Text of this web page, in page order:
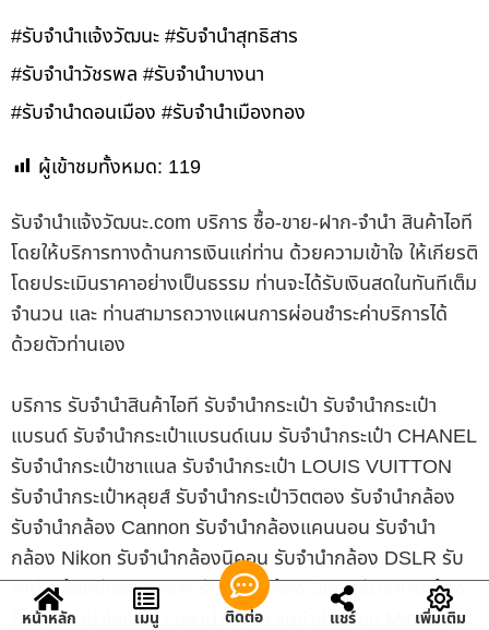
#รับจำนำแจ้งวัฒนะ #รับจำนำสุทธิสาร
#รับจำนำวัชรพล #รับจำนำบางนา
#รับจำนำดอนเมือง #รับจำนำเมืองทอง
ผู้เข้าชมทั้งหมด: 119
รับจํานําแจ้งวัฒนะ.com บริการ ซื้อ-ขาย-ฝาก-จำนำ สินค้าไอที
โดยให้บริการทางด้านการเงินแก่ท่าน ด้วยความเข้าใจ ให้เกียรติ
โดยประเมินราคาอย่างเป็นธรรม ท่านจะได้รับเงินสดในทันทีเต็ม
จำนวน และ ท่านสามารถวางแผนการผ่อนชำระค่าบริการได้
ด้วยตัวท่านเอง
บริการ รับจำนำสินค้าไอที รับจำนำกระเป๋า รับจำนำกระเป๋า
แบรนด์ รับจำนำกระเป๋าแบรนด์เนม รับจำนำกระเป๋า CHANEL
รับจำนำกระเป๋าชาแนล รับจำนำกระเป๋า LOUIS VUITTON
รับจำนำกระเป๋าหลุยส์ รับจำนำกระเป๋าวิตตอง รับจำนำกล้อง
รับจำนำกล้อง Cannon รับจำนำกล้องแคนนอน รับจำนำ
กล้อง Nikon รับจำนำกล้องนิคอน รับจำนำกล้อง DSLR รับ
จำนำกล้องดีเอสแอลอาร์ รับจำนำกล้อง Sony รับจำนำกล้อง
โซนี่ รับจำนำไอแพด รับจำนำ iPad รับจำนำ iPad Mini รับ
หน้าหลัก เมนู ติดต่อ แชร์ เพิ่มเติม